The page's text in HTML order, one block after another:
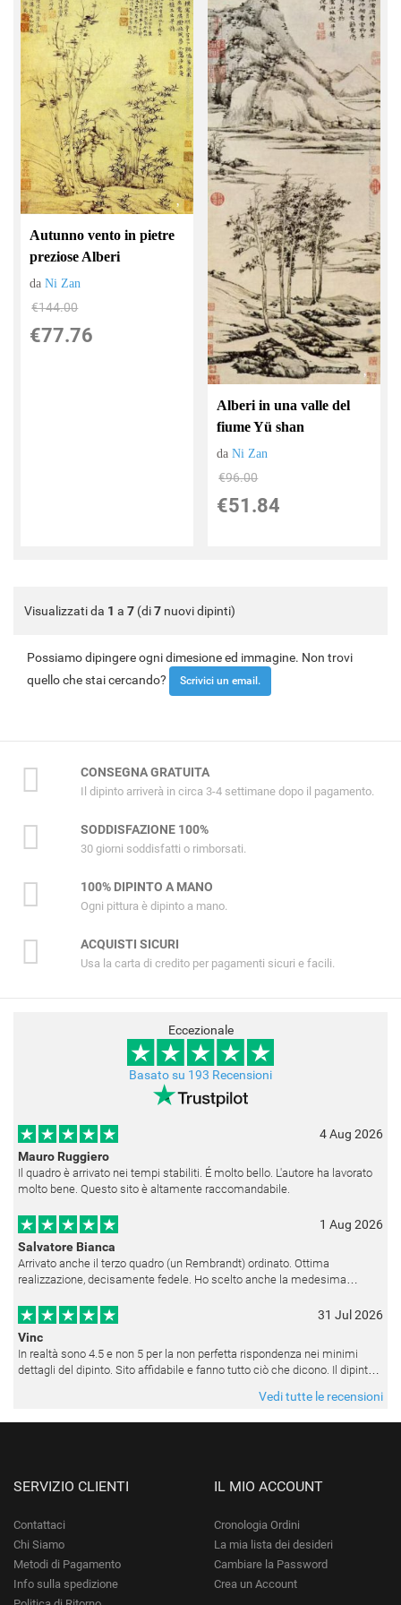
Autunno vento in pietre
preziose Alberi
daNi Zan
€144.00
€77.76
Alberi in una valle del
fiume Yü shan
daNi Zan
€96.00
€51.84
Visualizzati da 1 a 7 (di7 nuovi dipinti)
Possiamo dipingere ogni dimesione ed immagine. Non trovi
quello che stai cercando?
Scrivici un email.
CONSEGNA GRATUITA
Il dipinto arriverà in circa 3-4 settimane dopo il pagamento.
SODDISFAZIONE 100%
30 giorni soddisfatti o rimborsati.
100% DIPINTO A MANO
Ogni pittura è dipinto a mano.
ACQUISTI SICURI
Usa la carta di credito per pagamenti sicuri e facili.
Eccezionale
Basato su 193 Recensioni
4 Aug 2026
Mauro Ruggiero
Il quadro è arrivato nei tempi stabiliti. É molto bello. L'autore ha lavorato
molto bene. Questo sito è altamente raccomandabile.
1 Aug 2026
Salvatore Bianca
Arrivato anche il terzo quadro (un Rembrandt) ordinato. Ottima
realizzazione, decisamente fedele. Ho scelto anche la medesima
appesi
31 Jul 2026
Vinc
In realtà sono 4.5 e non 5 per la non perfetta rispondenza nei minimi
dettagli del dipinto. Sito affidabile e fanno tutto ciò che dicono. Il dipinto,
Vedi tutte le recensioni
SERVIZIO CLIENTI
Contattaci
Chi Siamo
Metodi di Pagamento
Info sulla spedizione
IL MIO ACCOUNT
Cronologia Ordini
La mia lista dei desideri
Cambiare la Password
Crea un Account